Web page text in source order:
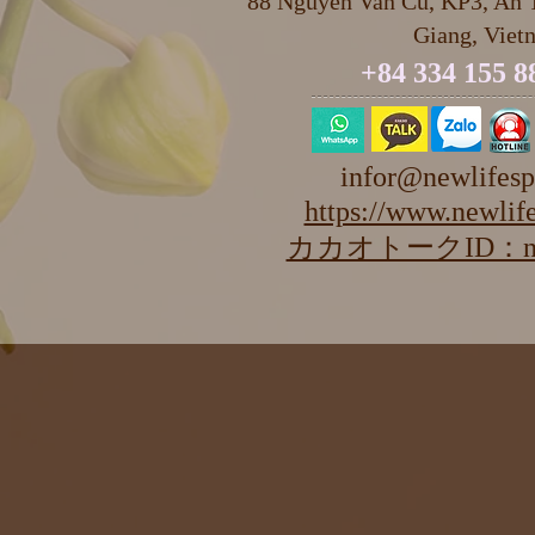
Giang,
+84 334 155
https://
カカオトークID：